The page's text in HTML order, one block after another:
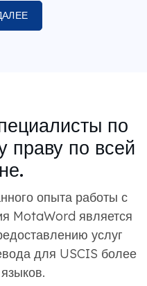
по
праву по всей
опыта работы с
MotaWord является
услуг
для USCIS более